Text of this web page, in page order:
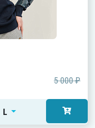
5 000 ₽
L